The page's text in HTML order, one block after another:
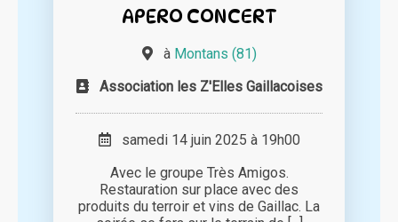
APERO CONCERT
à Montans (81)
Association les Z'Elles Gaillacoises
samedi 14 juin 2025 à 19h00
Avec le groupe Très Amigos.
Restauration sur place avec des
produits du terroir et vins de Gaillac. La